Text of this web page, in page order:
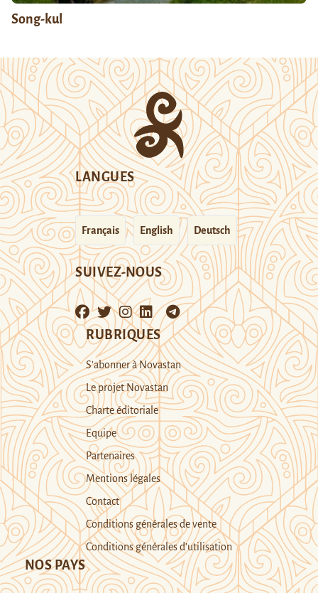
Song-kul
LANGUES
Français English Deutsch
SUIVEZ-NOUS
RUBRIQUES
S’abonner à Novastan
Le projet Novastan
Charte éditoriale
Equipe
Partenaires
Mentions légales
Contact
Conditions générales de vente
Conditions générales d’utilisation
NOS PAYS